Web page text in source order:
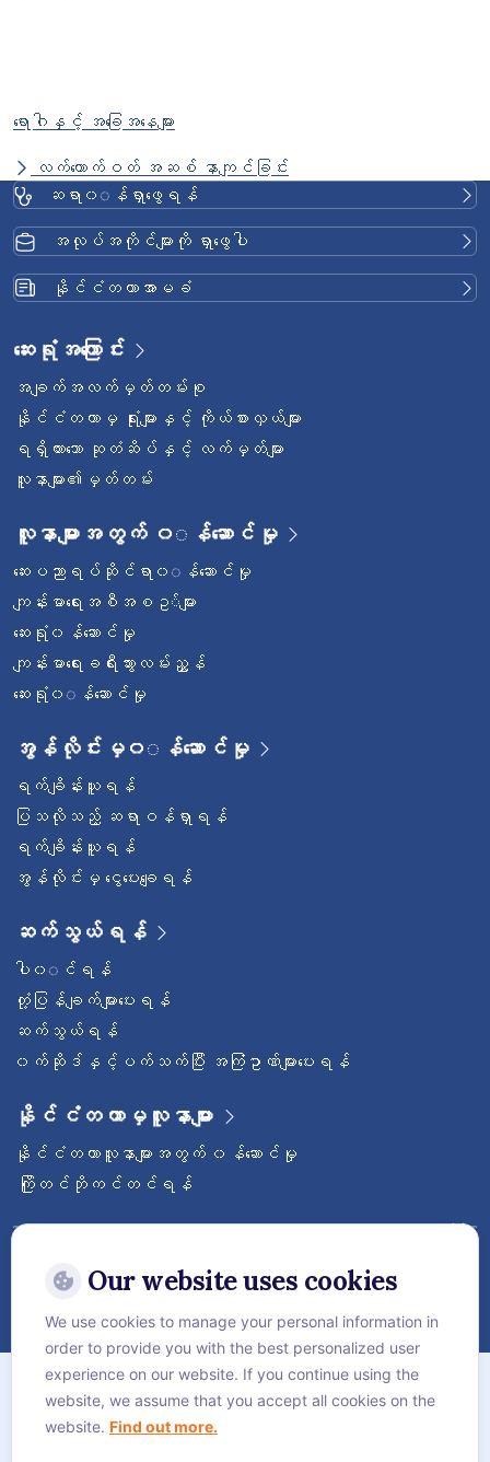
ရောဂါနှင့် အခြေအနေများ
လက်ကောက်ဝတ် အဆစ် နာကျင်ခြင်း
ဆရာ၀◌န်ရှာဖွေရန်
အလုပ်အကိုင်များကို ရှာဖွေပါ
နိုင်ငံတကာအာမခံ
ဆေးရုံအကြောင်း
အချက်အလက်မှတ်တမ်းစု
နိုင်ငံတကာမှ ရုံးများနှင့် ကိုယ်စားလှယ်များ
ရရှိထားသော ဆုတံဆိပ်နှင့် လက်မှတ်များ
လူနာများ၏မှတ်တမ်း
လူနာများအတွက် ၀◌န်ဆောင်မှု
ဆေးပညာရပ်ဆိုင်ရာ၀◌န်ဆောင်မှု
ကျန်းမာရေးအစီအစဥ◌်များ
ဆေးရုံ၀န်ဆောင်မှု
ကျန်းမာရေးခရီးသွားလမ်းညွှန်
ဆေးရုံ၀◌န်ဆောင်မှု
အွန်လိုင်းမှ၀◌န်ဆောင်မှု
ရက်ချိန်းယူရန်
ပြသလိုသည့် ဆရာဝန်ရှာရန်
ရက်ချိန်းယူရန်
အွန်လိုင်းမှ ငွေပေးချေရန်
ဆက်သွယ်ရန်
ပါ၀◌င်ရန်
တုံ့ပြန်ချက်များပေးရန်
ဆက်သွယ်ရန်
၀က်ဆိုဒ်နှင့်ပက်သက်ပြီး အကြံဥာဏ်များပေးရန်
နိုင်ငံတကာမှလူနာများ
နိုင်ငံတကာလူနာများအတွက် ၀န်ဆောင်မှု
ကြိုတင်ဘိုကင်တင်ရန်
ဝေ့ဌာနီနိုင်ငံတကာဆေးရုံကြီးကို follow လုပ်
ထားပါ
အကြောင်း
လုံခြုံရေးဆိုင်ရာ စည်းမျဥ်းစည်းကမ်းများ
Our website uses cookies
We use cookies to manage your personal information in
order to provide you with the best personalized user
experience on our website. If you continue using the
website, we assume that you accept all cookies on the
website. Find out more.